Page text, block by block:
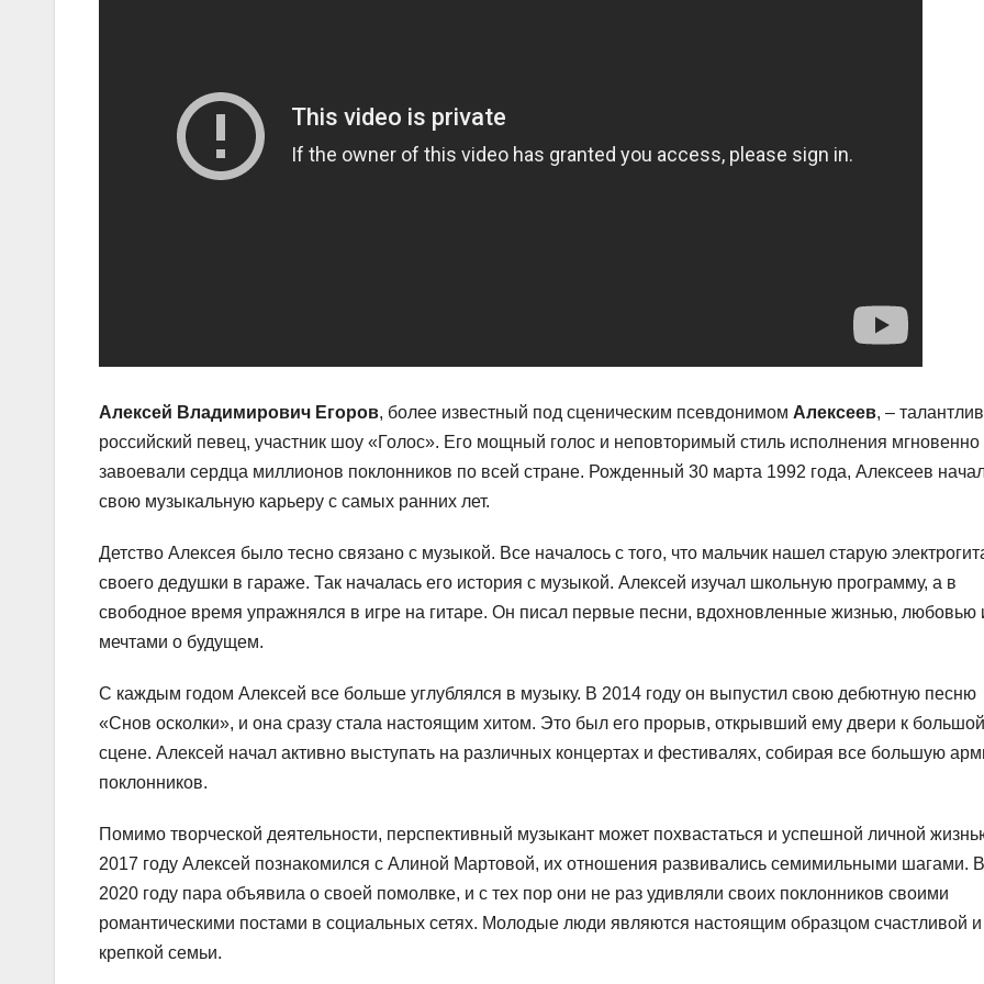
Алексей Владимирович Егоров, более известный под сценическим псевдонимом Алексеев, –
российский певец, участник шоу «Голос». Его мощный голос и неповторимый стиль исполнения мгновенно
завоевали сердца миллионов поклонников по всей стране. Рожденный 30 марта 1992 года, Алексеев
свою музыкальную карьеру с самых ранних лет.
Детство Алексея было тесно связано с музыкой. Все началось с того, что мальчик нашел старую
своего дедушки в гараже. Так началась его история с музыкой. Алексей изучал школьную программу, а в
свободное время упражнялся в игре на гитаре. Он писал первые песни, вдохновленные жизнью, любовью
мечтами о будущем.
С каждым годом Алексей все больше углублялся в музыку. В 2014 году он выпустил свою дебютную песню
«Снов осколки», и она сразу стала настоящим хитом. Это был его прорыв, открывший ему двери к большой
сцене. Алексей начал активно выступать на различных концертах и фестивалях, собирая все большую
поклонников.
Помимо творческой деятельности, перспективный музыкант может похвастаться и успешной личной
2017 году Алексей познакомился с Алиной Мартовой, их отношения развивались семимильными шагами. В
2020 году пара объявила о своей помолвке, и с тех пор они не раз удивляли своих поклонников своими
романтическими постами в социальных сетях. Молодые люди являются настоящим образцом счастливой и
крепкой семьи.